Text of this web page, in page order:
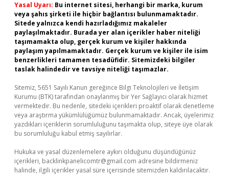
Yasal Uyarı: Bu internet sitesi, herhangi bir marka, kurum
veya şahıs şirketi ile hiçbir bağlantısı bulunmamaktadır.
Sitede yalnızca kendi hazırladığımız makaleler
paylaşılmaktadır. Burada yer alan içerikler haber niteliği
taşımamakta olup, gerçek kurum ve kişiler hakkında
paylaşım yapılmamaktadır. Gerçek kurum ve kişiler ile isim
benzerlikleri tamamen tesadüfidir. Sitemizdeki bilgiler
taslak halindedir ve tavsiye niteliği taşımazlar.
Sitemiz, 5651 Sayılı Kanun gereğince Bilgi Teknolojileri ve İletişim
Kurumu (BTK) tarafından onaylanmış bir Yer Sağlayıcı olarak hizmet
vermektedir. Bu nedenle, sitedeki içerikleri proaktif olarak denetleme
veya araştırma yükümlülüğümüz bulunmamaktadır. Ancak, üyelerimiz
yazdıkları içeriklerin sorumluluğunu taşımakta olup, siteye üye olarak
bu sorumluluğu kabul etmiş sayılırlar.
Hukuka ve yasal düzenlemelere aykırı olduğunu düşündüğünüz
içerikleri, backlinkpanelicomtr@gmail.com adresine bildirmeniz
halinde, ilgili içerikler yasal süre içerisinde sitemizden kaldırılacaktır.